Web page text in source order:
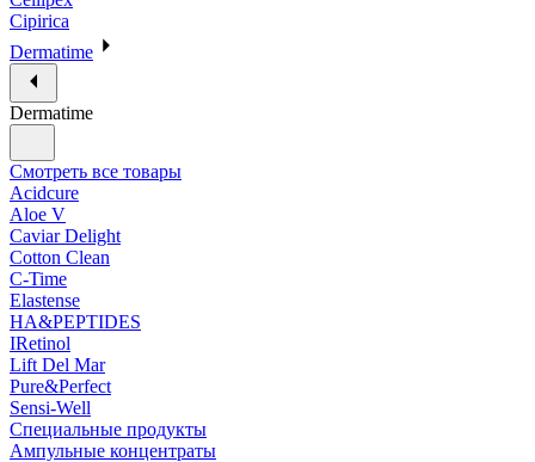
Cipirica
Dermatime
Dermatime
Смотреть все товары
Acidcure
Aloe V
Caviar Delight
Cotton Clean
C-Time
Elastense
HA&PEPTIDES
IRetinol
Lift Del Mar
Pure&Perfect
Sensi-Well
Специальные продукты
Ампульные концентраты